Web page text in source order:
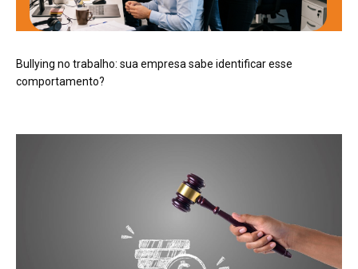
Bullying no trabalho: sua empresa sabe identificar esse
comportamento?